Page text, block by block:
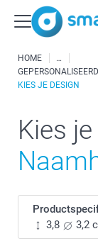
HOME
KIES JE DESIGN
Kies
3,8
3,2